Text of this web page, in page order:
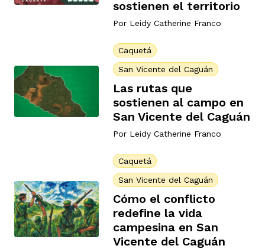
sostienen el territorio
Por Leidy Catherine Franco
Caquetá
San Vicente del Caguán
Las rutas que
sostienen al campo en
San Vicente del Caguán
Por Leidy Catherine Franco
Caquetá
San Vicente del Caguán
Cómo el conflicto
redefine la vida
campesina en San
Vicente del Caguán